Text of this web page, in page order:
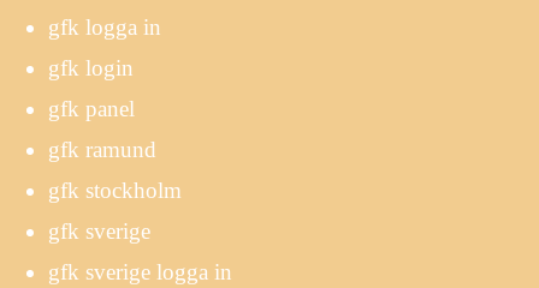
gfk logga in
gfk login
gfk panel
gfk ramund
gfk stockholm
gfk sverige
gfk sverige logga in